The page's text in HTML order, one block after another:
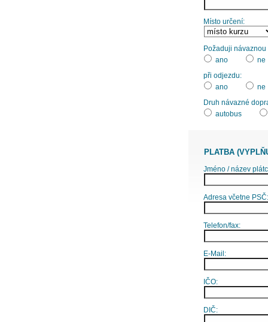
Místo určení:
Požaduji
ano
ne
při odjezdu:
ano
ne
Druh návazné
autobus
PLATBA
Jméno / název
Adresa včetne PSČ:
Telefon/fax:
E-Mail:
IČO:
DIČ: